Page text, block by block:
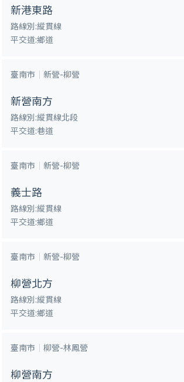
新港東路
路線別:縱貫線
平交道:鄉道
臺南市 新營-柳營
新營南方
路線別:縱貫線北段
平交道:巷道
臺南市 新營-柳營
義士路
路線別:縱貫線
平交道:鄉道
臺南市 新營-柳營
柳營北方
路線別:縱貫線
平交道:鄉道
臺南市 柳營-林鳳營
柳營南方